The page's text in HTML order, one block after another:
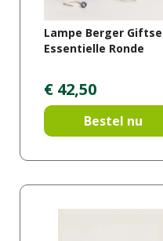
Lampe Berger
Essentielle Ronde
€ 42,50
Bestel nu